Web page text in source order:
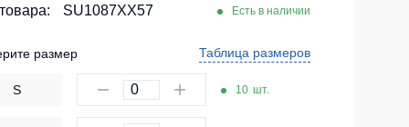
Шорты и леггинсы для спорта
Комплекты для команд
SU1087XX57 Есть в наличии
размер Таблица размеров
S 10 шт.